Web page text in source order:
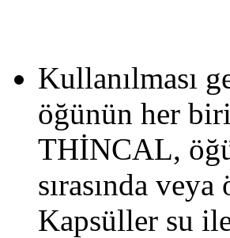
Kullanılması
öğünün her
THİNCAL,
sırasında
Kapsüller su